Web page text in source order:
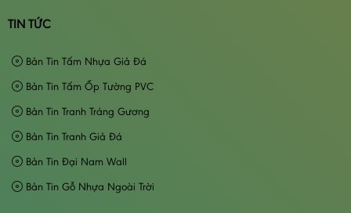
TIN TỨC
Bản Tin Tấm Nhựa Giả Đá
Bản Tin Tấm Ốp Tường PVC
Bản Tin Tranh Tráng Gương
Bản Tin Tranh Giả Đá
Bản Tin Đại Nam Wall
Bản Tin Gỗ Nhựa Ngoài Trời